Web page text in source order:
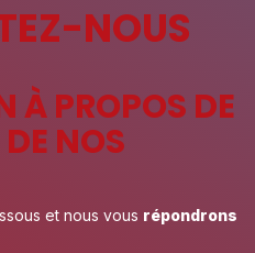
NOUS
À PROPOS DE
NOS
et nous vous répondrons